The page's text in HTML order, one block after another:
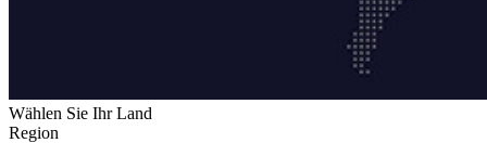
Wählen Sie Ihr Land
Region